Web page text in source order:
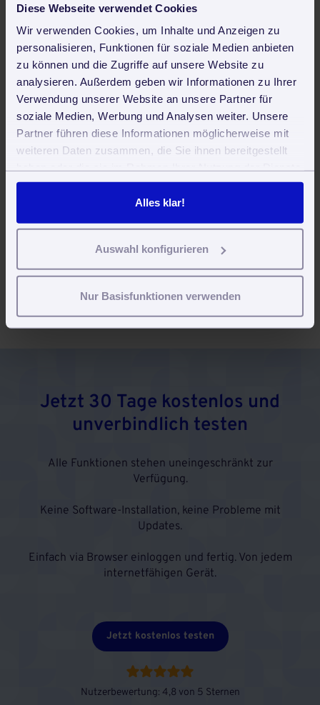
Diese Webseite verwendet Cookies
Wir verwenden Cookies, um Inhalte und Anzeigen zu
personalisieren, Funktionen für soziale Medien anbieten
zu können und die Zugriffe auf unsere Website zu
analysieren. Außerdem geben wir Informationen zu Ihrer
Verwendung unserer Website an unsere Partner für
soziale Medien, Werbung und Analysen weiter. Unsere
Partner führen diese Informationen möglicherweise mit
weiteren Daten zusammen, die Sie ihnen bereitgestellt
gesammelt haben. Sie geben Einwilligung zu unseren
Cookies, wenn Sie unsere Webseite weiterhin nutzen.
Alles klar!
Auswahl konfigurieren
Nur Basisfunktionen verwenden
SaaS für Gebäudereiniger. Warum es sich lohnt, eine Online-
Lösung zu testen
Fortytools ab sofort Teil der Zvoove-Gruppe: Zwei Software-
Anbieter für Gebäudedienstleistungen tun sich zusammen
Jetzt weiterlesen
Haushaltsnahe Dienstleistungen steuerlich geltend
machen
Gewinn- und Verlustrechnung für Gebäudereiniger,
5 Gründe, Gebäudereiniger(in) zu werden
Branchenstudie zvoove Industry Pulse: Was
bewegt die Gebäudedienstleistungsbranche?
Jetzt 30 Tage kostenlos und
unverbindlich testen
Alle Funktionen stehen uneingeschränkt zur
Verfügung.
Keine Software-Installation, keine Probleme mit
Updates.
Einfach via Browser einloggen und fertig. Von jedem
internetfähigen Gerät.
Jetzt kostenlos testen
Nutzerbewertung: 4,8 von 5 Sternen